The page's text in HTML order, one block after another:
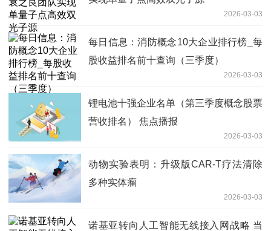
2026-03-03
每日信息：消防概念10大企业排行榜_每
股收益排名前十查询（三季度）
2026-03-03
锂电池十强企业名单（第三季度概念股票
营收排名） 焦点播报
2026-03-03
动物实验表明：升级版CAR-T疗法清除
多种实体瘤
2026-03-03
诺基亚转向人工智能无线接入网战略 当